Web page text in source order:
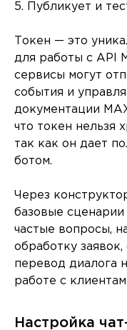
5. Публикует и
Токен — это
для работы с API
сервисы могут
события и
документации
что токен нельзя
так как он дает
ботом.
Через
базовые сценарии
частые вопросы,
обработку
перевод диалога
работе с
Настройка